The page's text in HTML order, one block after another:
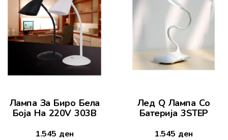
Лампа За Биро Бела
Боја На 220V 303B
1.545 ден
Лед Q Лампа Со
Батерија 3STEP
1.545 ден